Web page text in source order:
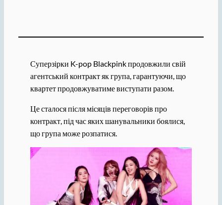
Суперзірки K-pop Blackpink продовжили свій
агентський контракт як група, гарантуючи, що
квартет продовжуватиме виступати разом.
Це сталося після місяців переговорів про
контракт, під час яких шанувальники боялися,
що група може розпатися.